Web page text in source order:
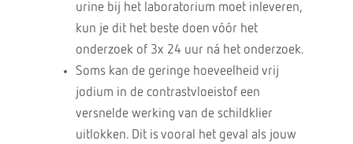
urine bij het laboratorium moet inleveren,
kun je dit het beste doen vóór het
onderzoek of 3x 24 uur ná het onderzoek.
Soms kan de geringe hoeveelheid vrij
jodium in de contrastvloeistof een
versnelde werking van de schildklier
uitlokken. Dit is vooral het geval als jouw